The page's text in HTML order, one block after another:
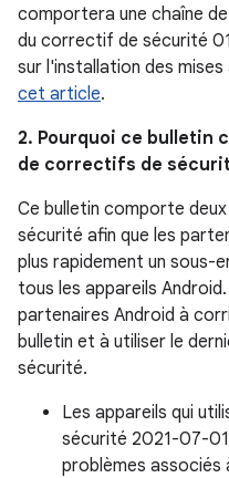
comportera une chaîne
du correctif de sécurité
sur l'installation des
cet article.
2. Pourquoi ce bulletin
de correctifs de
Ce bulletin comporte
sécurité afin que les
plus rapidement un sous-
tous les appareils
partenaires Android à
bulletin et à utiliser le
sécurité.
Les appareils qui
sécurité 2021-07-
problèmes